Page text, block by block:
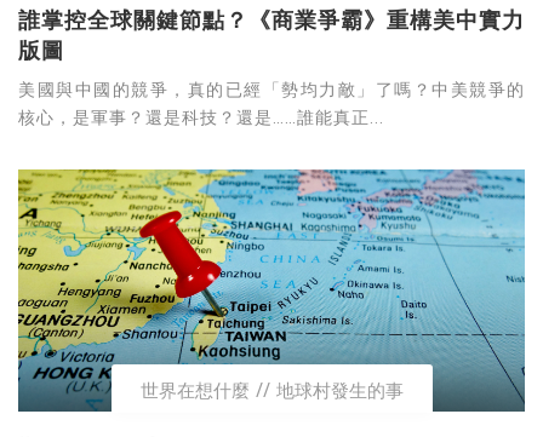
誰掌控全球關鍵節點？《商業爭霸》重構美中實力
版圖
美國與中國的競爭，真的已經「勢均力敵」了嗎？中美競爭的
核心，是軍事？還是科技？還是……誰能真正...
世界在想什麼 地球村發生的事